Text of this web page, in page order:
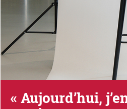
« Aujourd’hui,